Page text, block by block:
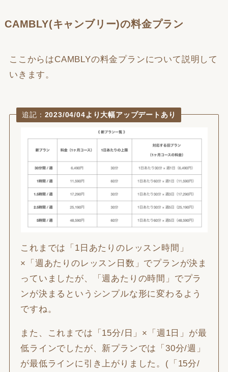
CAMBLY(キャンブリー)の料金プラン
ここからはCAMBLYの料金プランについて説明して
いきます。
追記： 2023/04/04より大幅アップデートあり
これまでは「1日あたりのレッスン時間」
×「週あたりのレッスン日数」でプランが決ま
っていましたが、「週あたりの時間」でプラ
ンが決まるというシンプルな形に変わるよう
ですね。
また、これまでは「15分/日」×「週1日」が最
低ラインでしたが、新プランでは「30分/週」
が最低ラインに引き上がりました。(「15分/